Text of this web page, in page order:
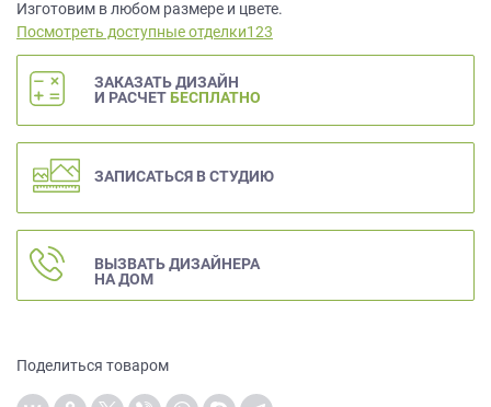
Изготовим в любом размере и цвете.
Посмотреть доступные отделки123
ЗАКАЗАТЬ ДИЗАЙН
И РАСЧЕТ БЕСПЛАТНО
ЗАПИСАТЬСЯ В СТУДИЮ
ВЫЗВАТЬ ДИЗАЙНЕРА
НА ДОМ
Поделиться товаром
данных.